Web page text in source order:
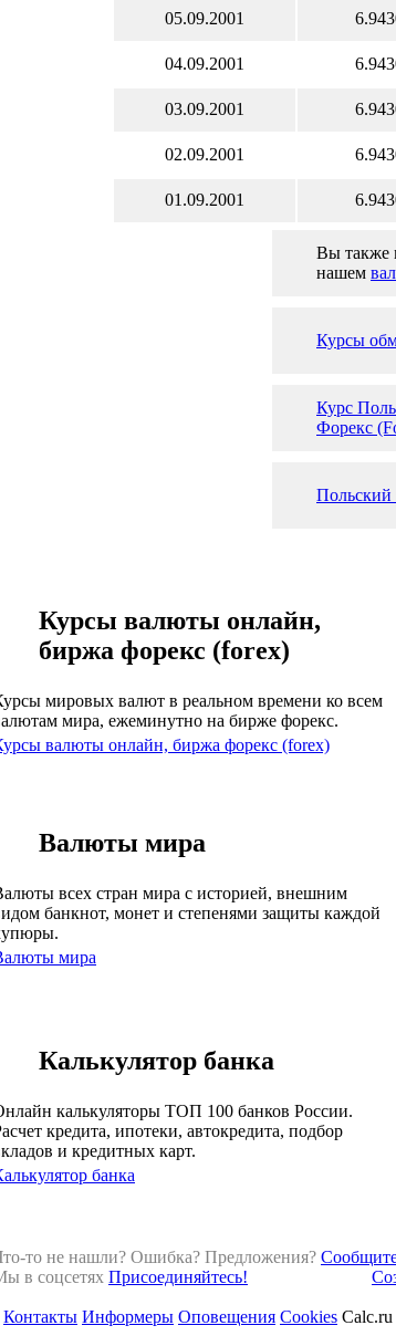
05.09.2001
04.09.2001
03.09.2001
02.09.2001
01.09.2001
Вы также
нашем
Курсы
Курс
Форекс
Польский
Курсы валюты онлайн,
биржа форекс (forex)
мировых валют в реальном времени ко всем
мира, ежеминутно на бирже форекс.
валюты онлайн, биржа форекс (forex)
Валюты мира
всех стран мира с историей, внешним
банкнот, монет и степенями защиты каждой
мира
Калькулятор банка
калькуляторы ТОП 100 банков России.
кредита, ипотеки, автокредита, подбор
и кредитных карт.
банка
то не нашли? Ошибка? Предложения?
в соцсетях Присоединяйтесь!
Контакты Информеры Оповещения Cookies